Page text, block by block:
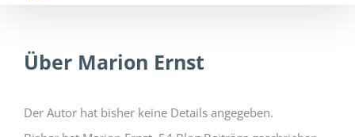
Über Marion Ernst
Der Autor hat bisher keine Details angegeben.